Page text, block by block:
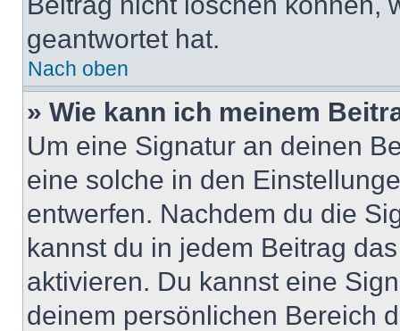
geantwortet hat.
Nach oben
» Wie kann ich meinem
Um eine Signatur an deinen
eine solche in den
entwerfen. Nachdem du die
kannst du in jedem Beitrag
aktivieren. Du kannst eine
deinem persönlichen Bereich